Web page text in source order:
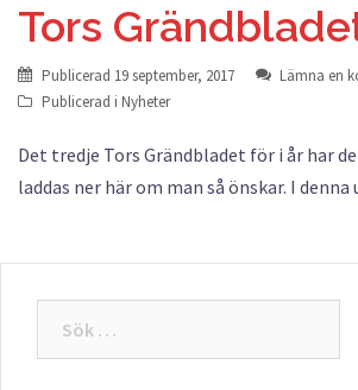
Tors
Publicerad 19 september, 2017
Lämna en
Publicerad i Nyheter
Det tredje Tors Grändbladet för i år har
laddas ner här om man så önskar. I